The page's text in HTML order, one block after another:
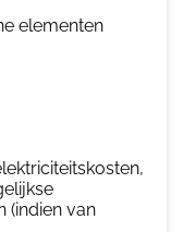
elementen
(indien van